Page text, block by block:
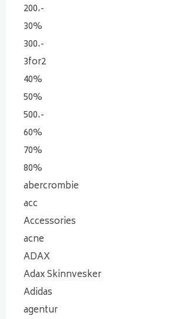
200.-
30%
300.-
3for2
40%
50%
500.-
60%
70%
80%
abercrombie
acc
Accessories
acne
ADAX
Adax Skinnvesker
Adidas
agentur